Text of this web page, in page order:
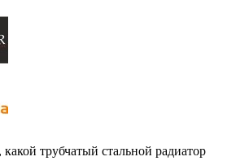
трубчатый стальной радиатор